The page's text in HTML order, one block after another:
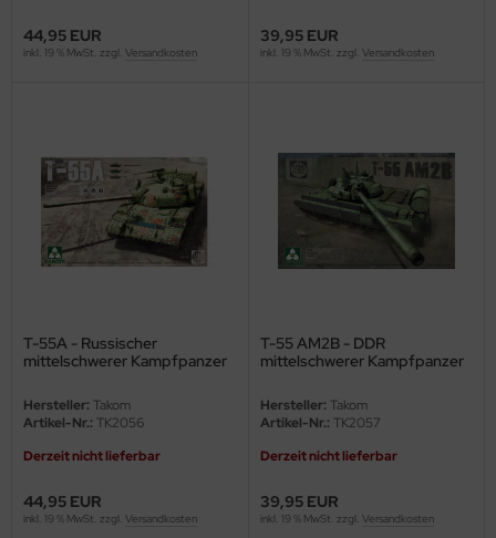
44,95 EUR
inkl. 19 % MwSt. zzgl. Versandkosten
39,95 EUR
inkl. 19 % MwSt. zzgl. Versandkosten
T-55A - Russischer
mittelschwerer Kampfpanzer
1:35
Hersteller: Takom
Artikel-Nr.: TK2056
Derzeit nicht lieferbar
44,95 EUR
inkl. 19 % MwSt. zzgl. Versandkosten
T-55 AM2B - DDR
mittelschwerer Kampfpanzer
Hersteller: Takom
Artikel-Nr.: TK2057
Derzeit nicht lieferbar
39,95 EUR
inkl. 19 % MwSt. zzgl. Versandkosten